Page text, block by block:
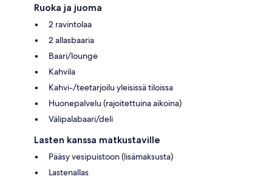
Ruoka ja juoma
2 ravintolaa
2 allasbaaria
Baari/lounge
Kahvila
Kahvi-/teetarjoilu yleisissä tiloissa
Huonepalvelu (rajoitettuina aikoina)
Välipalabaari/deli
Lasten kanssa matkustaville
Pääsy vesipuistoon (lisämaksusta)
Lastenallas